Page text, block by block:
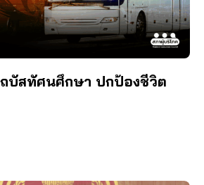
บัสทัศนศึกษา ปกป้องชีวิต